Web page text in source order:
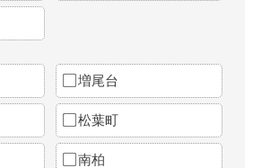
増尾台
松葉町
南柏